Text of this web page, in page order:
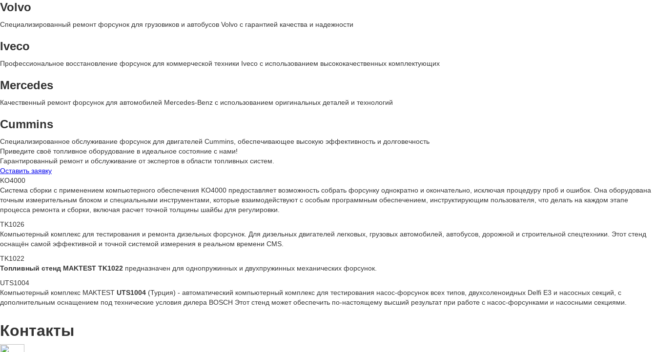
Volvo
Специализированный ремонт форсунок для грузовиков и автобусов Volvo с гарантией качества и надежности
Iveco
Профессиональное восстановление форсунок для коммерческой техники Iveco с использованием высококачественных комплектующих
Mercedes
Качественный ремонт форсунок для автомобилей Mercedes-Benz с использованием оригинальных деталей и технологий
Cummins
Специализированное обслуживание форсунок для двигателей Cummins, обеспечивающее высокую эффективность и долговечность
Приведите своё топливное оборудование в идеальное состояние с нами!
Гарантированный ремонт и обслуживание от экспертов в области топливных систем.
Оставить заявку
KO4000
Система сборки с применением компьютерного обеспечения KO4000 предоставляет возможность собрать форсунку однократно и окончательно, исключая процедуру проб и ошибок. Она оборудована
точным измерительным блоком и специальными инструментами, которые взаимодействуют с особым программным обеспечением, инструктирующим пользователя, что делать на каждом этапе
процесса ремонта и сборки, включая расчет точной толщины шайбы для регулировки.
TK1026
Компьютерный комплекс для тестирования и ремонта дизельных форсунок. Для дизельных двигателей легковых, грузовых автомобилей, автобусов, дорожной и строительной спецтехники. Этот стенд
оснащён самой эффективной и точной системой измерения в реальном времени CMS.
TK1022
Топливный стенд MAKTEST TK1022 предназначен для однопружинных и двухпружинных механических форсунок.
UTS1004
Компьютерный комплекс MAKTEST UTS1004 (Турция) - автоматический компьютерный комплекс для тестирования насос-форсунок всех типов, двухсоленоидных Delfi E3 и насосных секций, с
дополнительным оснащением под технические условия дилера BOSCH Этот стенд может обеспечить по-настоящему высший результат при работе с насос-форсунками и насосными секциями.
Контакты